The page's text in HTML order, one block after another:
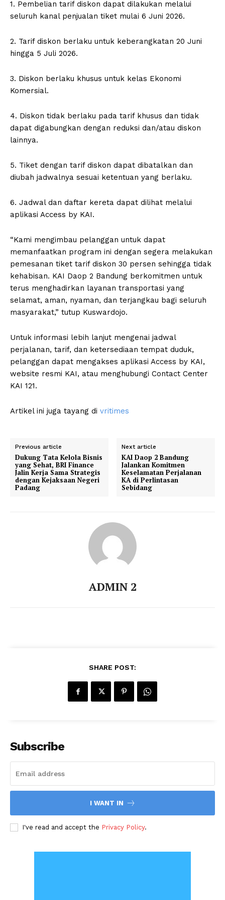
1. Pembelian tarif diskon dapat dilakukan melalui
seluruh kanal penjualan tiket mulai 6 Juni 2026.
2. Tarif diskon berlaku untuk keberangkatan 20 Juni
hingga 5 Juli 2026.
3. Diskon berlaku khusus untuk kelas Ekonomi
Komersial.
4. Diskon tidak berlaku pada tarif khusus dan tidak
dapat digabungkan dengan reduksi dan/atau diskon
lainnya.
5. Tiket dengan tarif diskon dapat dibatalkan dan
diubah jadwalnya sesuai ketentuan yang berlaku.
6. Jadwal dan daftar kereta dapat dilihat melalui
aplikasi Access by KAI.
“Kami mengimbau pelanggan untuk dapat
memanfaatkan program ini dengan segera melakukan
pemesanan tiket tarif diskon 30 persen sehingga tidak
kehabisan. KAI Daop 2 Bandung berkomitmen untuk
terus menghadirkan layanan transportasi yang
selamat, aman, nyaman, dan terjangkau bagi seluruh
masyarakat,” tutup Kuswardojo.
Untuk informasi lebih lanjut mengenai jadwal
perjalanan, tarif, dan ketersediaan tempat duduk,
pelanggan dapat mengakses aplikasi Access by KAI,
website resmi KAI, atau menghubungi Contact Center
KAI 121.
Artikel ini juga tayang di vritimes
Previous article
Dukung Tata Kelola Bisnis
yang Sehat, BRI Finance
Jalin Kerja Sama Strategis
dengan Kejaksaan Negeri
Padang
Next article
KAI Daop 2 Bandung
Jalankan Komitmen
Keselamatan Perjalanan
KA di Perlintasan
Sebidang
ADMIN 2
SHARE POST:
Subscribe
I WANT IN
I've read and accept the Privacy Policy.